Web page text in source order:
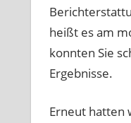
heißt es am
konnten Sie
Ergebnisse.
Erneut hatten